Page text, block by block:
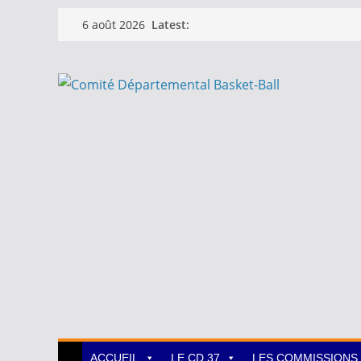
Passer6 août 2026 Latest:
ACCUEIL LE CD 37 LES COMMISSIONS